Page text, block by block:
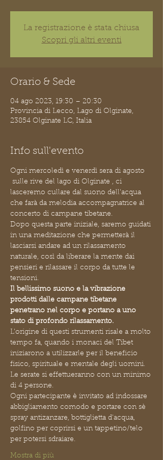
La registrazione è stata chiusa
Scopri gli altri eventi
Orario & Sede
04 ago 2023, 19:30 – 20:30
Provincia di Lecco, Lago di Olginate,
23854 Olginate LC, Italia
Info sull'evento
Ogni mercoledì e venerdì sera di agosto
sulle rive del lago di Olginate , ci
lasceremo cullare dal suono dell'acqua
che farà da melodia accompagnatrice al
concerto di campane tibetane.
Dopo questa parte iniziale, saremo guidati
in una meditazione che permetterà il
lasciarsi andare ad un rilassamento
naturale, così da liberare la mente dai
pensieri e rilassare il corpo da tutte le
tensioni.
Il bellissimo suono e la vibrazione
prodotti dalle campane tibetane
penetrano nel corpo e portano a uno
stato di profondo rilassamento.
L'origine di questi strumenti risale a molto
tempo fa, quando i monaci del Tibet
iniziarono a utilizzarle per il beneficio
fisico, spirituale e mentale degli uomini.
Le serate si effettueranno con un minimo
di 4 persone.
Ogni partecipante è invitato ad indossare
abbigliamento comodo e portare con sè
spray antizanzare, bottiglietta d'acqua,
golfino per coprirsi e un tappetino/telo
per potersi sdraiare.
Mostra di più